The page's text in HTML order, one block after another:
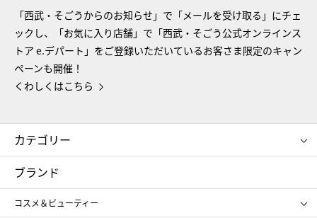
「西武・そごうからのお知らせ」で「メールを受け取る」にチェ
ックし、「お気に入り店舗」で「西武・そごう公式オンラインス
トア e.デパート」をご登録いただいているお客さま限定のキャン
ペーンも開催！
くわしくはこちら
カテゴリー
コスメ＆ビューティー
ギフト
レディース
メンズ
ブランド
コスメ＆ビューティー